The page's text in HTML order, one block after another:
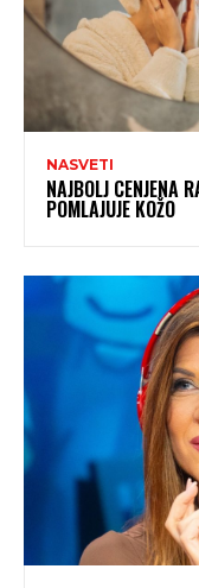
NASVETI
NAJBOLJ CENJENA
POMLAJUJE KOŽO